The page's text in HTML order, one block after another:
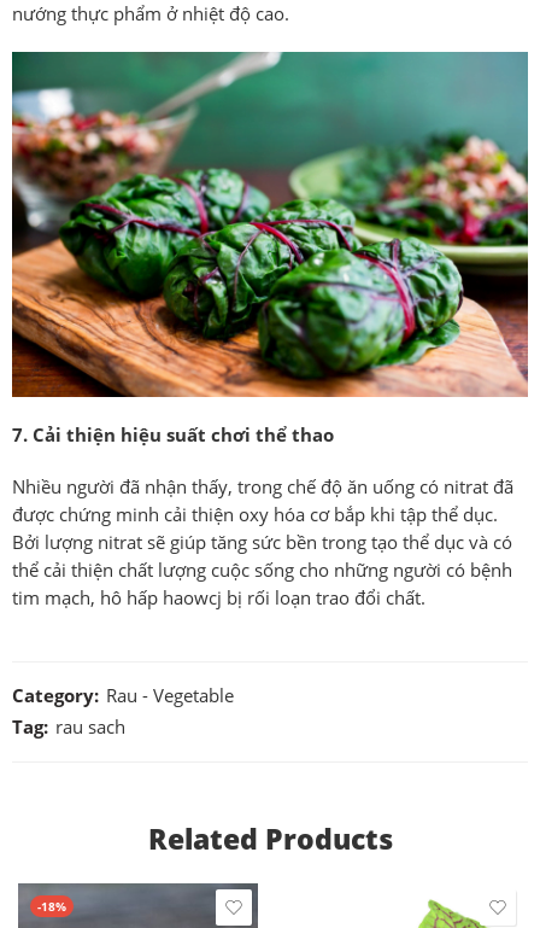
nướng thực phẩm ở nhiệt độ cao.
7. Cải thiện hiệu suất chơi thể thao
Nhiều người đã nhận thấy, trong chế độ ăn uống có nitrat đã
được chứng minh cải thiện oxy hóa cơ bắp khi tập thể dục.
Bởi lượng nitrat sẽ giúp tăng sức bền trong tạo thể dục và có
thể cải thiện chất lượng cuộc sống cho những người có bệnh
tim mạch, hô hấp haowcj bị rối loạn trao đổi chất.
Category: Rau - Vegetable
Tag: rau sach
Related Products
-18%